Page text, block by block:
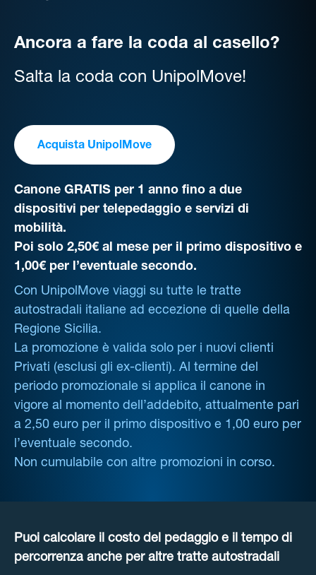
Ancora a fare la coda al casello?
Salta la coda con UnipolMove!
Acquista UnipolMove
Canone GRATIS per 1 anno fino a due
dispositivi per telepedaggio e servizi di
mobilità.
Poi solo 2,50€ al mese per il primo dispositivo e
1,00€ per l’eventuale secondo.
Con UnipolMove viaggi su tutte le tratte
autostradali italiane ad eccezione di quelle della
Regione Sicilia.
La promozione è valida solo per i nuovi clienti
Privati (esclusi gli ex-clienti). Al termine del
periodo promozionale si applica il canone in
vigore al momento dell’addebito, attualmente pari
a 2,50 euro per il primo dispositivo e 1,00 euro per
l’eventuale secondo.
Non cumulabile con altre promozioni in corso.
Puoi calcolare il costo del pedaggio e il tempo di
percorrenza anche per altre tratte autostradali